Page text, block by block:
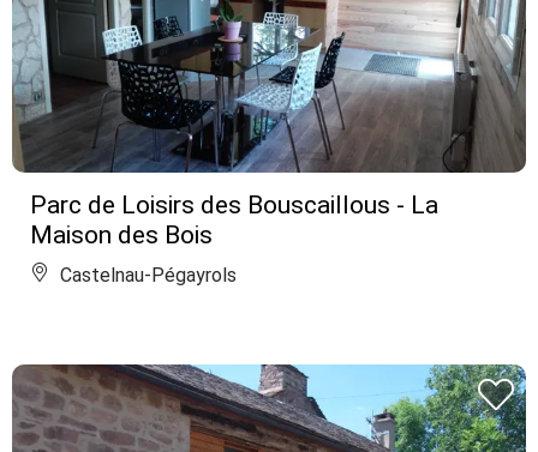
Parc de Loisirs des Bouscaillous - La
Maison des Bois
Castelnau-Pégayrols